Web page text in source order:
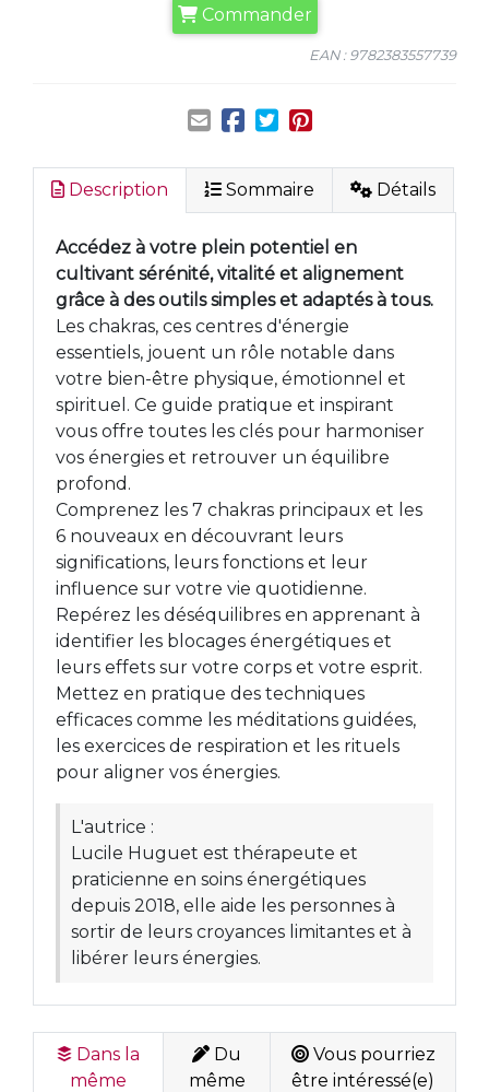
Commander
EAN : 9782383557739
Description Sommaire Détails
Accédez à votre plein potentiel en
cultivant sérénité, vitalité et alignement
grâce à des outils simples et adaptés à tous.
Les chakras, ces centres d'énergie
essentiels, jouent un rôle notable dans
votre bien-être physique, émotionnel et
spirituel. Ce guide pratique et inspirant
vous offre toutes les clés pour harmoniser
vos énergies et retrouver un équilibre
profond.
Comprenez les 7 chakras principaux et les
6 nouveaux en découvrant leurs
significations, leurs fonctions et leur
influence sur votre vie quotidienne.
Repérez les déséquilibres en apprenant à
identifier les blocages énergétiques et
leurs effets sur votre corps et votre esprit.
Mettez en pratique des techniques
efficaces comme les méditations guidées,
les exercices de respiration et les rituels
pour aligner vos énergies.
L'autrice :
Lucile Huguet est thérapeute et
praticienne en soins énergétiques
depuis 2018, elle aide les personnes à
sortir de leurs croyances limitantes et à
libérer leurs énergies.
Dans la
même
Du
même
Vous pourriez
être intéressé(e)